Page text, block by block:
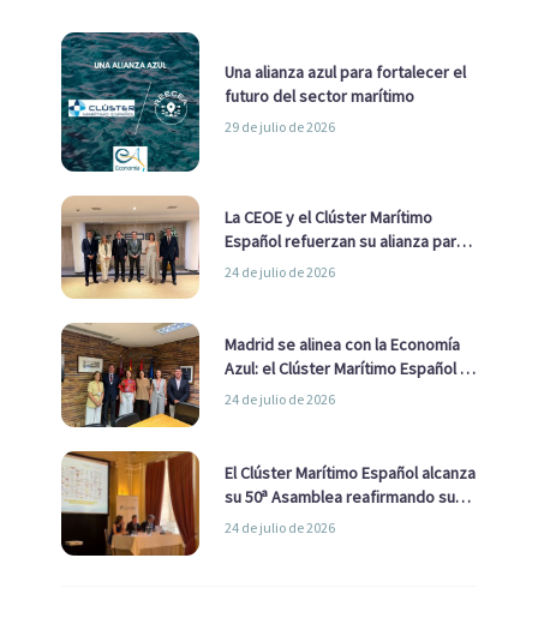
Una alianza azul para fortalecer el
futuro del sector marítimo
29 de julio de 2026
La CEOE y el Clúster Marítimo
Español refuerzan su alianza para
impulsar una estrategia Nacional
24 de julio de 2026
Madrid se alinea con la Economía
Azul: el Clúster Marítimo Español y
la Real Liga Naval avanzan alianzas
24 de julio de 2026
El Clúster Marítimo Español alcanza
su 50ª Asamblea reafirmando su
liderazgo en la Economía Azul
24 de julio de 2026